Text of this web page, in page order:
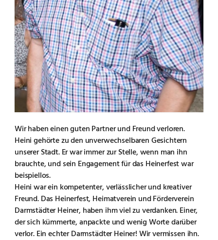
Wir haben einen guten Partner und Freund verloren.
Heini gehörte zu den unverwechselbaren Gesichtern
unserer Stadt. Er war immer zur Stelle, wenn man ihn
brauchte, und sein Engagement für das Heinerfest war
beispiellos.
Heini war ein kompetenter, verlässlicher und kreativer
Freund. Das Heinerfest, Heimatverein und Förderverein
Darmstädter Heiner, haben ihm viel zu verdanken. Einer,
der sich kümmerte, anpackte und wenig Worte darüber
verlor. Ein echter Darmstädter Heiner! Wir vermissen ihn.